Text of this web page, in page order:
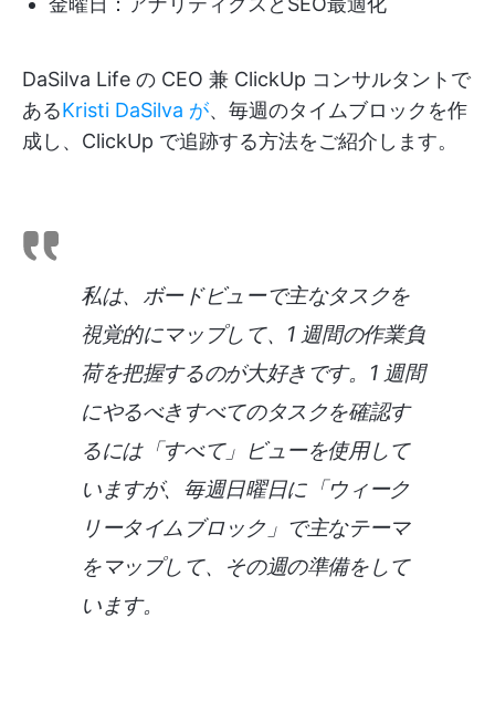
DaSilva Life の CEO 兼 ClickUp コンサルタントで
あるKristi DaSilva が、毎週のタイムブロックを作
成し、ClickUp で追跡する方法をご紹介します。
私は、ボードビューで主なタスクを
視覚的にマップして、1 週間の作業負
荷を把握するのが大好きです。1 週間
にやるべきすべてのタスクを確認す
るには「すべて」ビューを使用して
いますが、毎週日曜日に「ウィーク
リータイムブロック」で主なテーマ
をマップして、その週の準備をして
います。